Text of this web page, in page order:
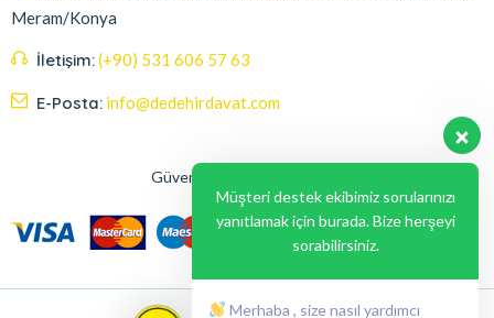
Meram/Konya
İletişim:(+90) 531 606 57 63
E-Posta: info@dedehirdavat.com
Güvenli Ödeme Seçenekleri
Müşteri destek ekibimiz sorularınızı
yanıtlamak için burada. Bize herşeyi
sorabilirsiniz.
Merhaba , size nasıl yardımcı